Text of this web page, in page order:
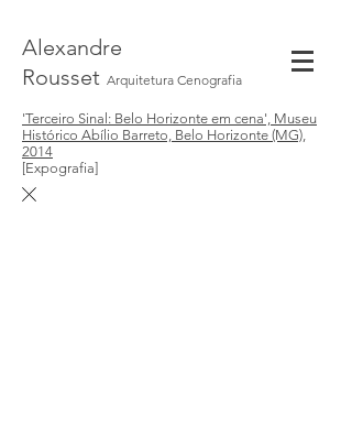
Alexandre
Rousset Arquitetura Cenografia
'Terceiro Sinal: Belo Horizonte em cena', Museu
Histórico Abílio Barreto, Belo Horizonte (MG),
2014
[Expografia]